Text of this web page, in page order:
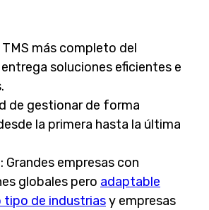
más completo del
soluciones eficientes e
de gestionar de forma
la primera hasta la última
Grandes empresas con
globales pero adaptable
tipo de industriasy empresas